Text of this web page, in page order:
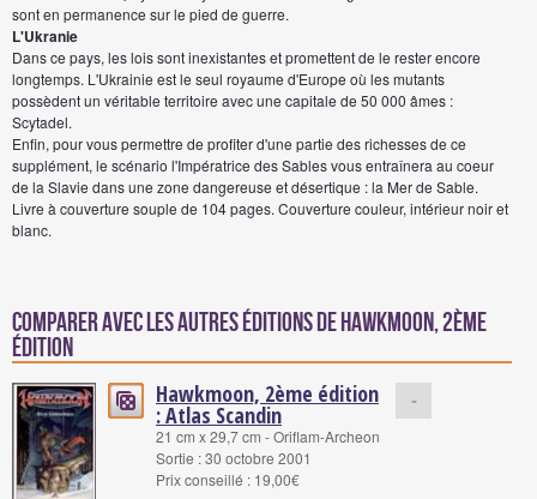
sont en permanence sur le pied de guerre.
L'Ukranie
Dans ce pays, les lois sont inexistantes et promettent de le rester encore
longtemps. L'Ukrainie est le seul royaume d'Europe où les mutants
possèdent un véritable territoire avec une capitale de 50 000 âmes :
Scytadel.
Enfin, pour vous permettre de profiter d'une partie des richesses de ce
supplément, le scénario l'Impératrice des Sables vous entraînera au coeur
de la Slavie dans une zone dangereuse et désertique : la Mer de Sable.
Livre à couverture souple de 104 pages. Couverture couleur, intérieur noir et
blanc.
Comparer avec les autres éditions de Hawkmoon, 2ème
édition
Hawkmoon, 2ème édition
: Atlas Scandin
21 cm x 29,7 cm - Oriflam-Archeon
Sortie : 30 octobre 2001
Prix conseillé : 19,00€
-